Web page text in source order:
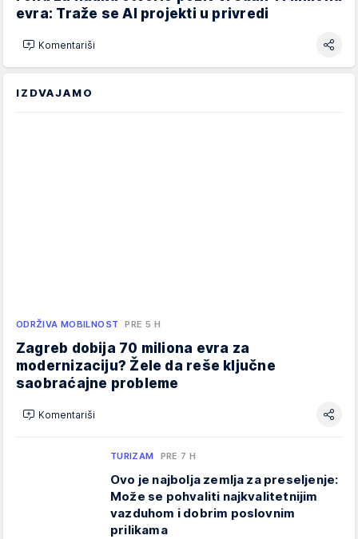
evra: Traže se AI projekti u privredi
Komentariši
IZDVAJAMO
ODRŽIVA MOBILNOST PRE 5 H
Zagreb dobija 70 miliona evra za
modernizaciju? Žele da reše ključne
saobraćajne probleme
Komentariši
TURIZAM PRE 7 H
Ovo je najbolja zemlja za preseljenje:
Može se pohvaliti najkvalitetnijim
vazduhom i dobrim poslovnim
prilikama